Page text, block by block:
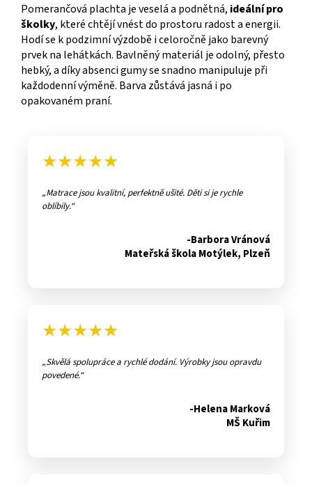
Pomerančová plachta je veselá a podnětná, ideální pro
školky, které chtějí vnést do prostoru radost a energii.
Hodí se k podzimní výzdobě i celoročně jako barevný
prvek na lehátkách. Bavlněný materiál je odolný, přesto
hebký, a díky absenci gumy se snadno manipuluje při
každodenní výměně. Barva zůstává jasná i po
opakovaném praní.
★★★★★
Matrace jsou kvalitní, perfektně ušité. Děti si je rychle
oblíbily.
-Barbora Vránová
Mateřská škola Motýlek, Plzeň
★★★★★
Skvělá spolupráce a rychlé dodání. Výrobky jsou opravdu
povedené.
-Helena Marková
MŠ Kuřim